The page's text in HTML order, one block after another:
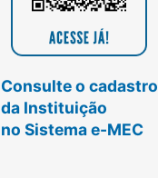
Consulte o cadastro
da Instituição
no Sistema e-MEC